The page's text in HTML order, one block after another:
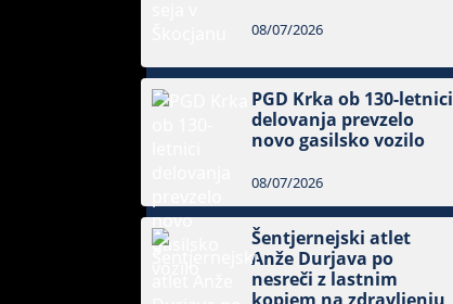
08/07/2026
PGD Krka ob 130-letnici
delovanja prevzelo
novo gasilsko vozilo
08/07/2026
Šentjernejski atlet
Anže Durjava po
nesreči z lastnim